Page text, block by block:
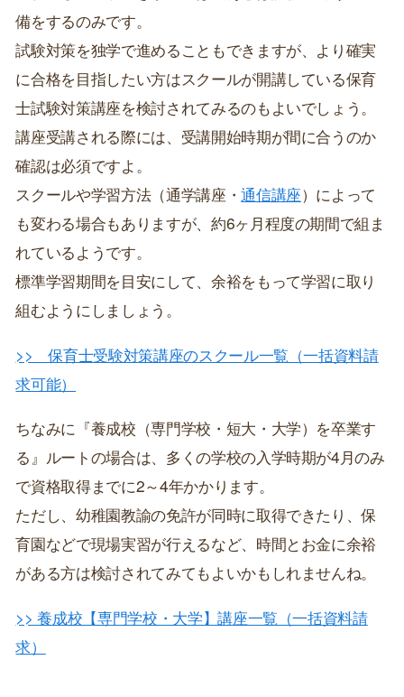
備をするのみです。
試験対策を独学で進めることもできますが、より確実
に合格を目指したい方はスクールが開講している保育
士試験対策講座を検討されてみるのもよいでしょう。
講座受講される際には、受講開始時期が間に合うのか
確認は必須ですよ。
スクールや学習方法（通学講座・通信講座）によって
も変わる場合もありますが、約6ヶ月程度の期間で組ま
れているようです。
標準学習期間を目安にして、余裕をもって学習に取り
組むようにしましょう。
>> 保育士受験対策講座のスクール一覧（一括資料請
求可能）
ちなみに『養成校（専門学校・短大・大学）を卒業す
る』ルートの場合は、多くの学校の入学時期が4月のみ
で資格取得までに2～4年かかります。
ただし、幼稚園教諭の免許が同時に取得できたり、保
育園などで現場実習が行えるなど、時間とお金に余裕
がある方は検討されてみてもよいかもしれませんね。
>> 養成校【専門学校・大学】講座一覧（一括資料請
求）